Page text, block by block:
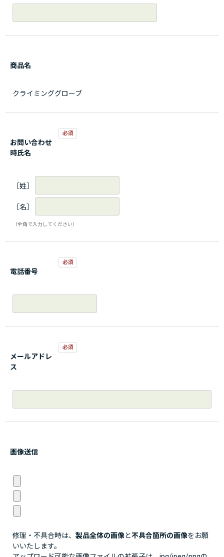
商品名
クライミンググローブ
お問い合わせ
時氏名
［姓］
［名］
（全角で入力してください）
電話番号
メールアドレ
ス
画像送信
修理・不具合時は、 製品全体の画像と不具合箇所の画像をお願
いいたします。